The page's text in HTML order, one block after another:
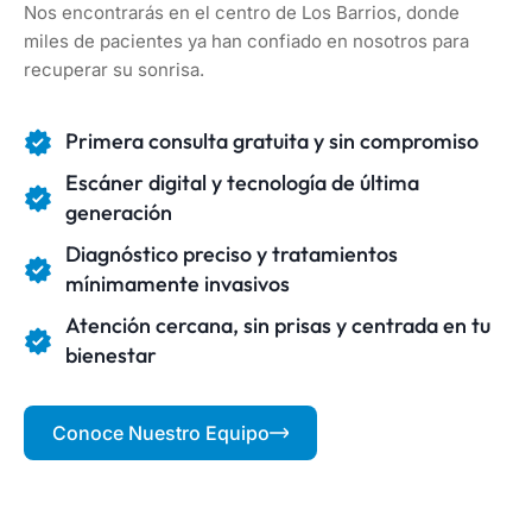
Nos encontrarás en el centro de Los Barrios, donde
miles de pacientes ya han confiado en nosotros para
recuperar su sonrisa.
Primera consulta gratuita y sin compromiso
Escáner digital y tecnología de última
generación
Diagnóstico preciso y tratamientos
mínimamente invasivos
Atención cercana, sin prisas y centrada en tu
bienestar
Conoce Nuestro Equipo